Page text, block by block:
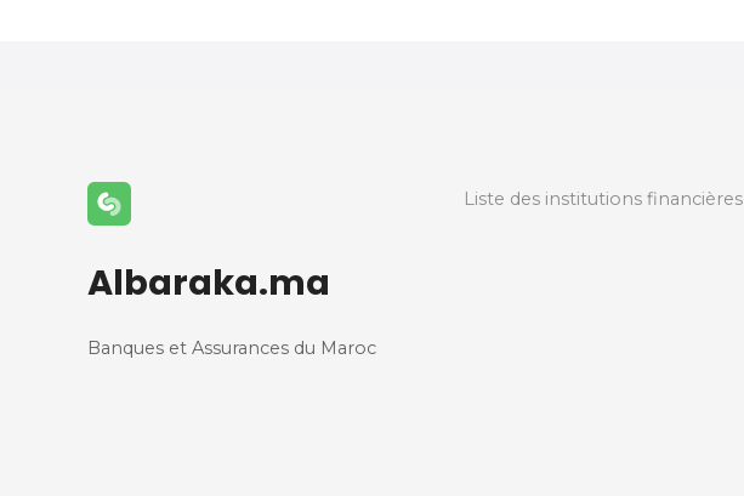
t
i
o
Albaraka.ma
Banques et Assurances du Maroc
Liste des institutions financières